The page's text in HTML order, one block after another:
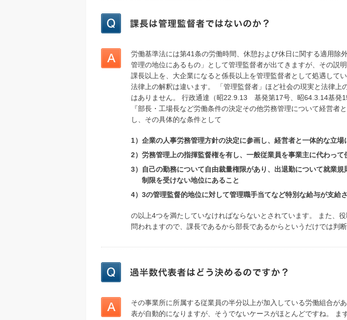
労働基準法には第41条の労働時間、休憩および休日に関する適用除
管理の地位にあるもの」として管理監督者が出てきますが、その説
課長以上を、大企業になると係長以上を管理監督者として処遇して
法律上の解釈は違います。 「管理監督者」ほど社会の現実と法律上
はありません。 行政通達（昭22.9.13 基発第17号、昭64.3.14基発
『部長・工場長など労働条件の決定その他労務管理について経営者
し、その具体的な条件として
1）企業の人事労務管理方針の決定に参画し、経営者と一体的な立場
2）労務管理上の指揮監督権を有し、一般従業員を事業主に代わって
3）自己の勤務について自由裁量権限があり、出退勤について就業規
制限を受けない地位にあること
4）3の管理監督的地位に対して管理職手当てなど特別な給与が支給
の以上4つを満たしていなければならないとされています。 また、
問われますので、課長であるから部長であるからというだけでは判
その事業所に所属する従業員の半分以上が加入している労働組合が
表が自動的になりますが、そうでないケースがほとんどですね。 ま